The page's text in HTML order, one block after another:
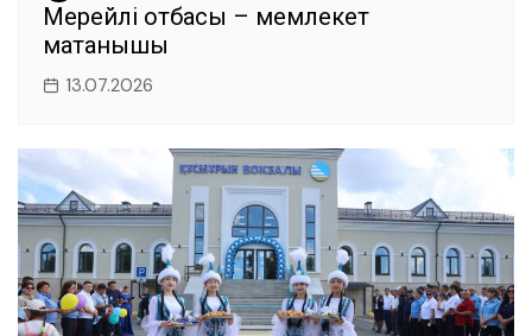
Мерейлі отбасы – мемлекет
мақтанышы
13.07.2026